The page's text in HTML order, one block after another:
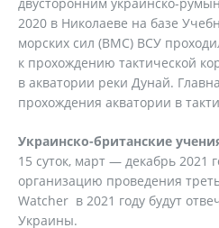
2020 в Николаеве на базе
морских сил (ВМС) ВСУ
к прохождению тактической
в акватории реки Дунай.
прохождения акватории в
Украинско-британские
15 суток, март — декабрь 2021
организацию проведения
Watcher в 2021 году будут
Украины.